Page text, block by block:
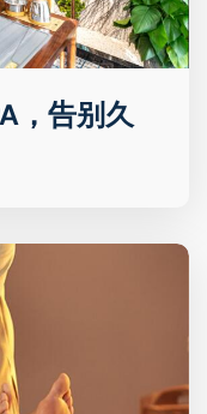
，告别久